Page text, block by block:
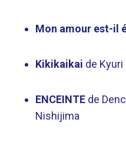
Mon amour est-il
Kikikaikai de Kyuri
ENCEINTE de
Nishijima